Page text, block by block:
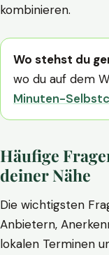
kombinieren.
Wo stehst du
wo du auf dem
Minuten-
Häufige
deiner Nähe
Die wichtigsten
Anbietern,
lokalen Terminen